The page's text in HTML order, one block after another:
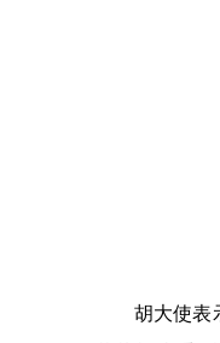
胡大使表